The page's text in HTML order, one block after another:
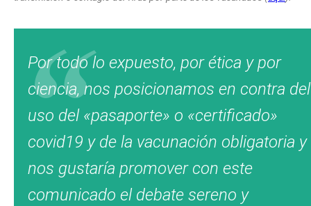
Por todo lo expuesto, por ética y por
ciencia, nos posicionamos en contra del
uso del «pasaporte» o «certificado»
covid19 y de la vacunación obligatoria y
nos gustaría promover con este
comunicado el debate sereno y